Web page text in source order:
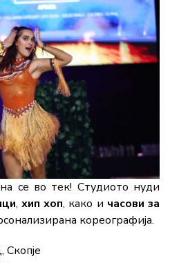
се во тек! Студиото нуди
, хип хоп, како и часови за
кореографија.